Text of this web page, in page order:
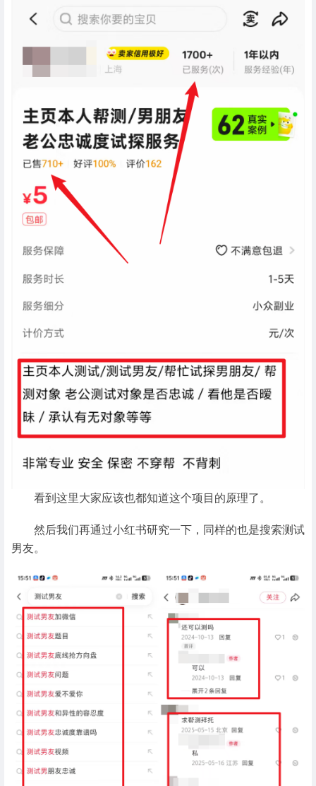
看到这里大家应该也都知道这个项目的原理了。
然后我们再通过小红书研究一下，同样的也是搜索测试
男友。